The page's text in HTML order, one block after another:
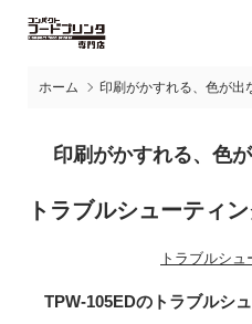
ホーム 印刷がかすれる、色が出
印刷がかすれる、色
トラブルシューティ
トラブルシ
TPW-105EDのトラブルシ